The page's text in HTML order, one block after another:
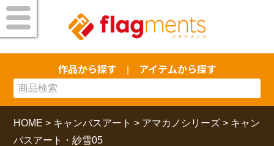
作品から探す アイテムから探す
HOME > キャンバスアート > アマカノシリーズ > キャン
バスアート・紗雪05